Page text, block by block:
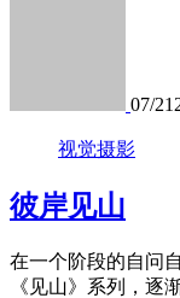
07/21
视觉摄影
彼岸见山
在一个阶段的自问
《见山》系列，逐